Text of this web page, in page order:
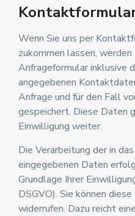
Wenn Sie uns per
zukommen lassen,
Anfrageformular inklusive
angegebenen
Anfrage und für den Fall
gespeichert. Diese Daten
Einwilligung weiter.
Die Verarbeitung der in
eingegebenen Daten
Grundlage Ihrer
DSGVO). Sie können
widerrufen. Dazu reicht